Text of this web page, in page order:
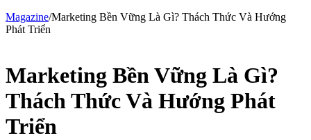
Magazine/Marketing Bền Vững Là Gì? Thách Thức Và Hướng
Phát Triển
Marketing Bền Vững Là Gì?
Thách Thức Và Hướng Phát
Triển